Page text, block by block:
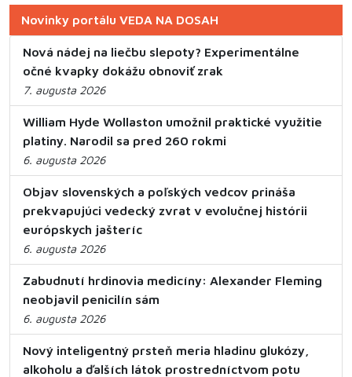
Novinky portálu VEDA NA DOSAH
Nová nádej na liečbu slepoty? Experimentálne
očné kvapky dokážu obnoviť zrak
7. augusta 2026
William Hyde Wollaston umožnil praktické využitie
platiny. Narodil sa pred 260 rokmi
6. augusta 2026
Objav slovenských a poľských vedcov prináša
prekvapujúci vedecký zvrat v evolučnej histórii
európskych jašteríc
6. augusta 2026
Zabudnutí hrdinovia medicíny: Alexander Fleming
neobjavil penicilín sám
6. augusta 2026
Nový inteligentný prsteň meria hladinu glukózy,
alkoholu a ďalších látok prostredníctvom potu